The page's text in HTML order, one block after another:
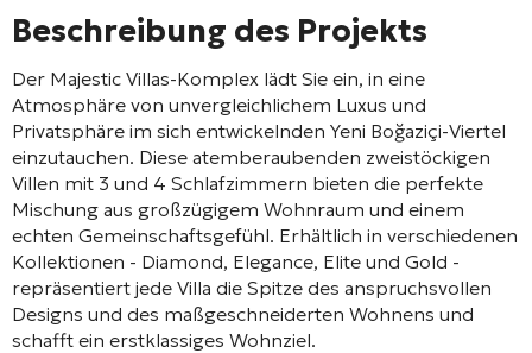
Beschreibung des Projekts
Der Majestic Villas-Komplex lädt Sie ein, in eine
Atmosphäre von unvergleichlichem Luxus und
Privatsphäre im sich entwickelnden Yeni Boğaziçi-Viertel
einzutauchen. Diese atemberaubenden zweistöckigen
Villen mit 3 und 4 Schlafzimmern bieten die perfekte
Mischung aus großzügigem Wohnraum und einem
echten Gemeinschaftsgefühl. Erhältlich in verschiedenen
Kollektionen - Diamond, Elegance, Elite und Gold -
repräsentiert jede Villa die Spitze des anspruchsvollen
Designs und des maßgeschneiderten Wohnens und
schafft ein erstklassiges Wohnziel.